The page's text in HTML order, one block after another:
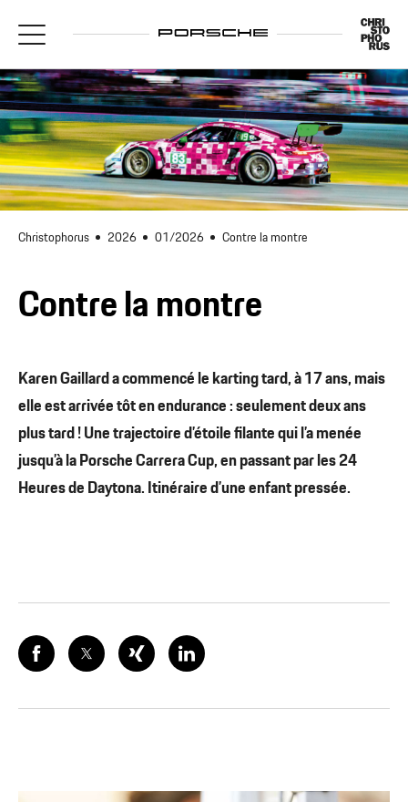
Christophorus 2026 01/2026 Contre la montre
Contre la montre
Karen Gaillard a commencé le karting tard, à 17 ans, mais
elle est arrivée tôt en endurance : seulement deux ans
plus tard ! Une trajectoire d’étoile filante qui l’a menée
jusqu’à la Porsche Carrera Cup, en passant par les 24
Heures de Daytona. Itinéraire d’une enfant pressée.